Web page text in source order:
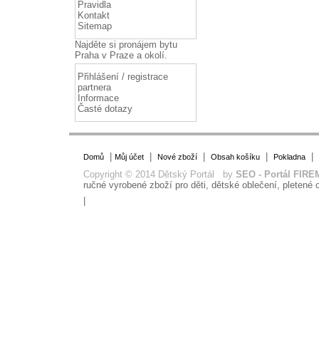
Pravidla
Kontakt
Sitemap
Najděte si pronájem bytu
Prahav Praze a okolí.
Přihlášení / registrace
partnera
Informace
Časté dotazy
Domů| Můj účet| Nové zboží| Obsah košíku| Pokladna|
Copyright © 2014 Dětský Portál by SEO - Portál
ručné vyrobené zboží pro děti, dětské oblečení, pletené